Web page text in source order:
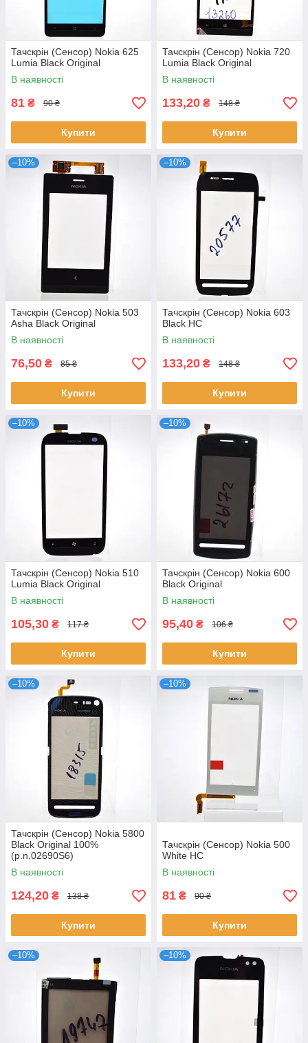
Тачскрін (Сенсор) Nokia 625
Lumia Black Original
В наявності
81 ₴ 90 ₴
Купити
Тачскрін (Сенсор) Nokia 720
Lumia Black Original
В наявності
133,20 ₴ 148 ₴
Купити
–10%
Тачскрін (Сенсор) Nokia 503
Asha Black Original
В наявності
76,50 ₴ 85 ₴
Купити
–10%
Тачскрін (Сенсор) Nokia 603
Black HC
В наявності
133,20 ₴ 148 ₴
Купити
–10%
Тачскрін (Сенсор) Nokia 510
Lumia Black Original
В наявності
105,30 ₴ 117 ₴
Купити
–10%
Тачскрін (Сенсор) Nokia 600
Black Original
В наявності
95,40 ₴ 106 ₴
Купити
–10%
Тачскрін (Сенсор) Nokia 5800
Black Original 100%
(p.n.02690S6)
В наявності
124,20 ₴ 138 ₴
Купити
–10%
Тачскрін (Сенсор) Nokia 500
White HC
В наявності
81 ₴ 90 ₴
Купити
–10% –10%